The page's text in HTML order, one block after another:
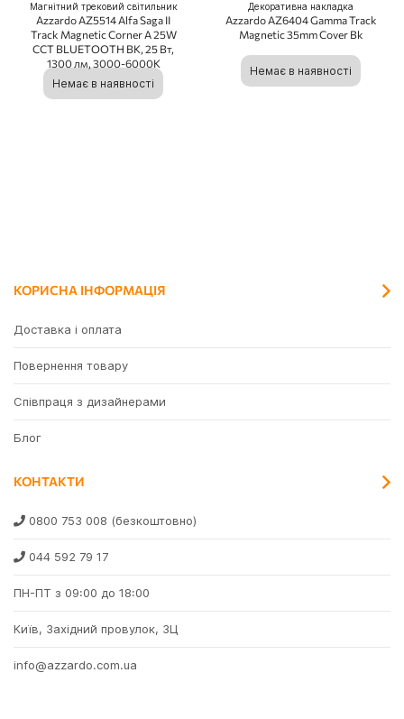
Магнітний трековий світильник
Azzardo AZ5514 Alfa Saga II
Track Magnetic Corner A 25W
CCT BLUETOOTH BK, 25 Вт,
1300 лм, 3000-6000K
Немає в наявності
Декоративна накладка
Azzardo AZ6404 Gamma Track
Magnetic 35mm Cover Bk
Немає в наявності
КОРИСНА ІНФОРМАЦІЯ
Доставка і оплата
Повернення товару
Співпраця з дизайнерами
Блог
КОНТАКТИ
0800 753 008 (безкоштовно)
044 592 79 17
ПН-ПТ з 09:00 до 18:00
Київ, Західний провулок, 3Ц
info@azzardo.com.ua